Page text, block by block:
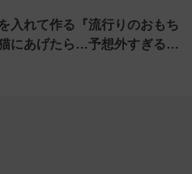
入れて作る『流行りのおもち
にあげたら…予想外すぎる…